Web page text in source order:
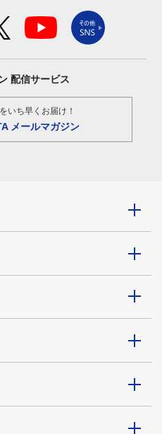
配信サービス
いち早くお届け！
メールマガジン